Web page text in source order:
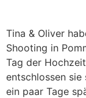
Tina & Oliver
Shooting in
Tag der
entschlossen
ein paar Tage